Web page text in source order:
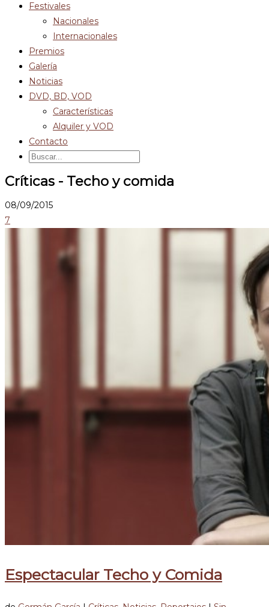
Festivales
Nacionales
Internacionales
Premios
Galería
Noticias
DVD, BD, VOD
Características
Alquiler y VOD
Contacto
Críticas - Techo y comida
08/09/2015
7
Espectacular Techo y Comida